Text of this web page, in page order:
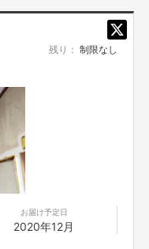
、夏はバーベキュー、冬はお
宗竹と細竹が採れます。山菜
残り： 制限なし
お届け予定日
2020年12月